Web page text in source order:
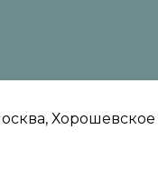
Хорошевское